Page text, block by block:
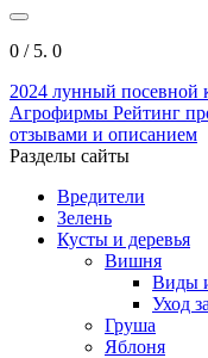
0 / 5. 0
2024 лунный посевной
Агрофирмы Рейтинг
отзывами и описанием
Разделы сайты
Вредители
Зелень
Кусты и деревья
Вишня
Виды
Уход
Груша
Яблоня